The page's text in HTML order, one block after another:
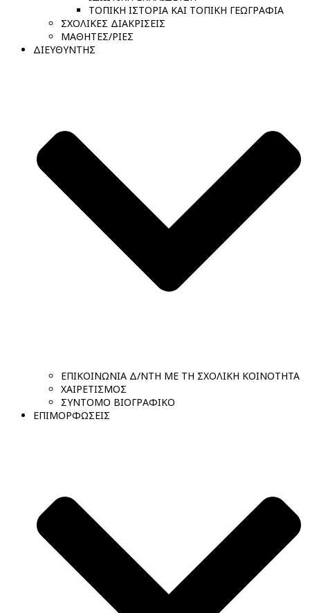
ΤΟΠΙΚΗ ΙΣΤΟΡΙΑ ΚΑΙ ΤΟΠΙΚΗ ΓΕΩΓΡΑΦΙΑ
ΣΧΟΛΙΚΕΣ ΔΙΑΚΡΙΣΕΙΣ
ΜΑΘΗΤΕΣ/ΡΙΕΣ
ΔΙΕΥΘΥΝΤΗΣ
ΕΠΙΚΟΙΝΩΝΙΑ Δ/ΝΤΗ ΜΕ ΤΗ ΣΧΟΛΙΚΗ ΚΟΙΝΟΤΗΤΑ
ΧΑΙΡΕΤΙΣΜΟΣ
ΣΥΝΤΟΜΟ ΒΙΟΓΡΑΦΙΚΟ
ΕΠΙΜΟΡΦΩΣΕΙΣ